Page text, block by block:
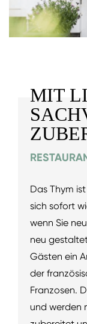
MIT
Das Thym
sich sofort
wenn Sie
neu
Gästen ein
der
Franzosen.
und werden